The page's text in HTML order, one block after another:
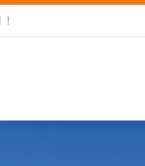
！